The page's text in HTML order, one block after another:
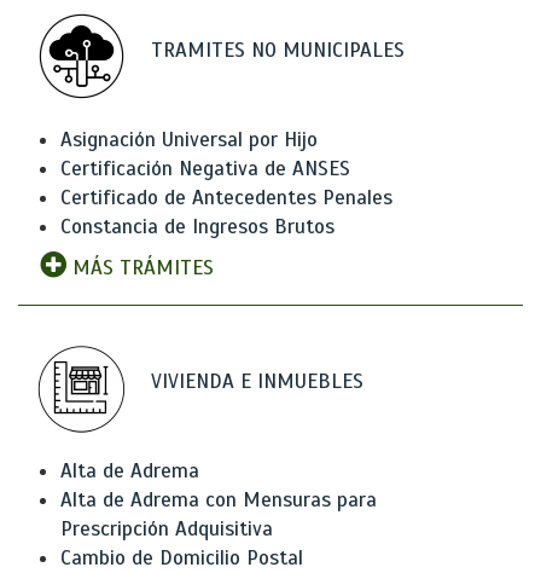
TRAMITES NO MUNICIPALES
Asignación Universal por Hijo
Certificación Negativa de ANSES
Certificado de Antecedentes Penales
Constancia de Ingresos Brutos
MÁS TRÁMITES
VIVIENDA E INMUEBLES
Alta de Adrema
Alta de Adrema con Mensuras para
Prescripción Adquisitiva
Cambio de Domicilio Postal